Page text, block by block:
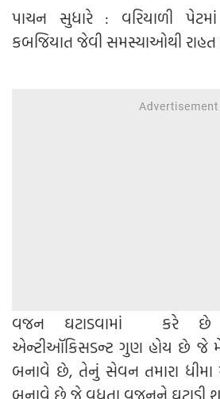
પાચન સુધારે : વરિયાળી
કબજિયાત જેવી સમસ્યાઓથી
વજન ઘટાડવામાં કરે છે
એન્ટીઑકિસડન્ટ ગુણ હોય છે જે
બનાવે છે, તેનું સેવન તમારા ધીમા